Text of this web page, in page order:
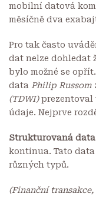
mobilní datová
měsíčně dva
Pro tak často
dat nelze dohledat
bylo možné se
data Philip Russom
(TDWI)prezentoval
údaje. Nejprve
Strukturovaná
kontinua. Tato
různých typů.
(Finanční